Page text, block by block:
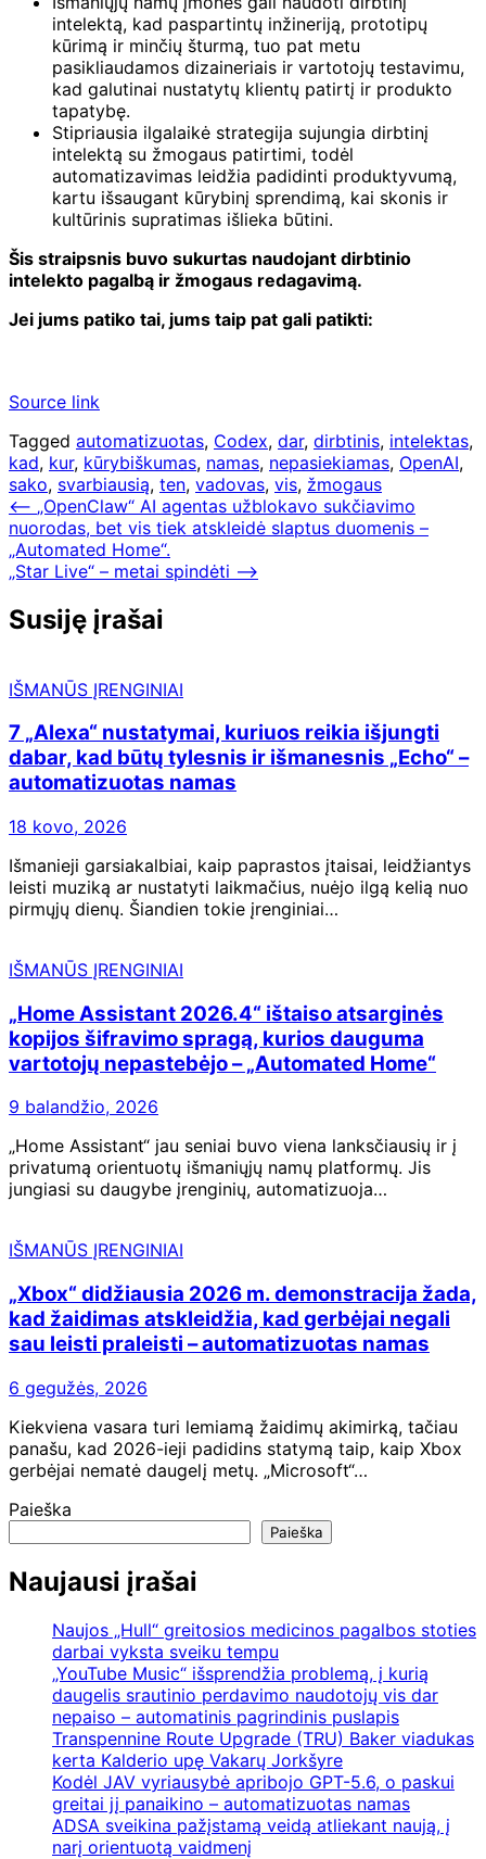
intelektą, kad paspartintų inžineriją, prototipų
kūrimą ir minčių šturmą, tuo pat metu
pasikliaudamos dizaineriais ir vartotojų testavimu,
kad galutinai nustatytų klientų patirtį ir produkto
tapatybę.
Stipriausia ilgalaikė strategija sujungia dirbtinį
intelektą su žmogaus patirtimi, todėl
automatizavimas leidžia padidinti produktyvumą,
kartu išsaugant kūrybinį sprendimą, kai skonis ir
kultūrinis supratimas išlieka būtini.
Šis straipsnis buvo sukurtas naudojant dirbtinio
intelekto pagalbą ir žmogaus redagavimą.
Jei jums patiko tai, jums taip pat gali patikti:
Source link
Tagged automatizuotas, Codex, dar, dirbtinis, intelektas,
kad, kur, kūrybiškumas, namas, nepasiekiamas, OpenAI,
sako, svarbiausią, ten, vadovas, vis, žmogaus
Navigacija
tarp
įrašų
⟵ „OpenClaw“ AI agentas užblokavo sukčiavimo
nuorodas, bet vis tiek atskleidė slaptus duomenis –
„Automated Home“.
„Star Live“ – metai spindėti ⟶
Susiję įrašai
IŠMANŪS ĮRENGINIAI
7 „Alexa“ nustatymai, kuriuos reikia išjungti
dabar, kad būtų tylesnis ir išmanesnis „Echo“ –
automatizuotas namas
18 kovo, 2026
Išmanieji garsiakalbiai, kaip paprastos įtaisai, leidžiantys
leisti muziką ar nustatyti laikmačius, nuėjo ilgą kelią nuo
pirmųjų dienų. Šiandien tokie įrenginiai…
IŠMANŪS ĮRENGINIAI
„Home Assistant 2026.4“ ištaiso atsarginės
kopijos šifravimo spragą, kurios dauguma
vartotojų nepastebėjo – „Automated Home“
9 balandžio, 2026
„Home Assistant“ jau seniai buvo viena lanksčiausių ir į
privatumą orientuotų išmaniųjų namų platformų. Jis
jungiasi su daugybe įrenginių, automatizuoja…
IŠMANŪS ĮRENGINIAI
„Xbox“ didžiausia 2026 m. demonstracija žada,
kad žaidimas atskleidžia, kad gerbėjai negali
sau leisti praleisti – automatizuotas namas
6 gegužės, 2026
Kiekviena vasara turi lemiamą žaidimų akimirką, tačiau
panašu, kad 2026-ieji padidins statymą taip, kaip Xbox
gerbėjai nematė daugelį metų. „Microsoft“…
Paieška
Paieška
Naujausi įrašai
Naujos „Hull“ greitosios medicinos pagalbos stoties
darbai vyksta sveiku tempu
„YouTube Music“ išsprendžia problemą, į kurią
daugelis srautinio perdavimo naudotojų vis dar
nepaiso – automatinis pagrindinis puslapis
Transpennine Route Upgrade (TRU) Baker viadukas
kerta Kalderio upę Vakarų Jorkšyre
Kodėl JAV vyriausybė apribojo GPT-5.6, o paskui
greitai jį panaikino – automatizuotas namas
ADSA sveikina pažįstamą veidą atliekant naują, į
narį orientuotą vaidmenį